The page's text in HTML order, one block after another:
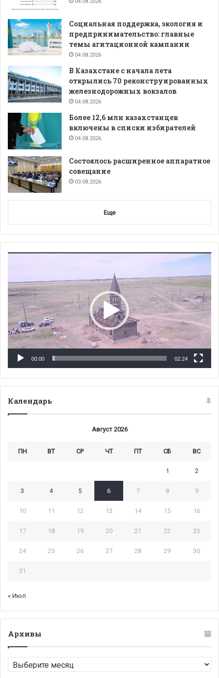
04.08.2026
Социальная поддержка, экология и
предпринимательство: главные
темы агитационной кампании
04.08.2026
В Казахстане с начала лета
открылись 70 реконструированных
железнодорожных вокзалов
04.08.2026
Более 12,6 млн казахстанцев
включены в списки избирателей
04.08.2026
Состоялось расширенное аппаратное
совещание
03.08.2026
Еще
00:00 02:24
Календарь
Август 2026
ПН ВТ СР ЧТ ПТ СБ ВС
1 2
3 4 5 6 7 8 9
10 11 12 13 14 15 16
17 18 19 20 21 22 23
24 25 26 27 28 29 30
31
« Июл
Архивы
Архивы